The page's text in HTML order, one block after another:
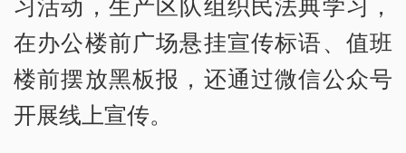
在办公楼前广场悬挂宣传标语、值班
楼前摆放黑板报，还通过微信公众号
开展线上宣传。